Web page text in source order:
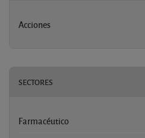
Acciones
SECTORES
Farmacéutico